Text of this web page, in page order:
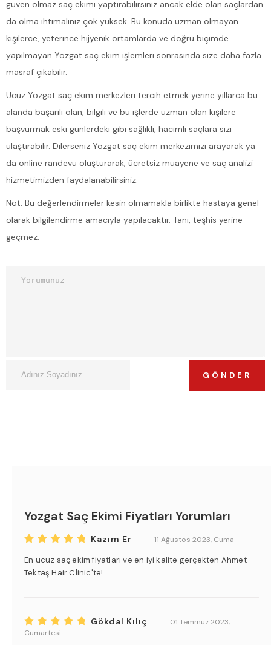
güven olmaz saç ekimi yaptırabilirsiniz ancak elde olan saçlardan
da olma ihtimaliniz çok yüksek. Bu konuda uzman olmayan
kişilerce, yeterince hijyenik ortamlarda ve doğru biçimde
yapılmayan Yozgat saç ekim işlemleri sonrasında size daha fazla
masraf çıkabilir.
Ucuz Yozgat saç ekim merkezleri tercih etmek yerine yıllarca bu
alanda başarılı olan, bilgili ve bu işlerde uzman olan kişilere
başvurmak eski günlerdeki gibi sağlıklı, hacimli saçlara sizi
ulaştırabilir. Dilerseniz Yozgat saç ekim merkezimizi arayarak ya
da online randevu oluşturarak; ücretsiz muayene ve saç analizi
hizmetimizden faydalanabilirsiniz.
Not: Bu değerlendirmeler kesin olmamakla birlikte hastaya genel
olarak bilgilendirme amacıyla yapılacaktır. Tanı, teşhis yerine
geçmez.
GÖNDER
Yozgat Saç Ekimi Fiyatları Yorumları
Kazım Er 11 Ağustos 2023, Cuma
En ucuz saç ekim fiyatları ve en iyi kalite gerçekten Ahmet
Tektaş Hair Clinic'te!
Gökdal Kılıç
01 Temmuz 2023,
Cumartesi